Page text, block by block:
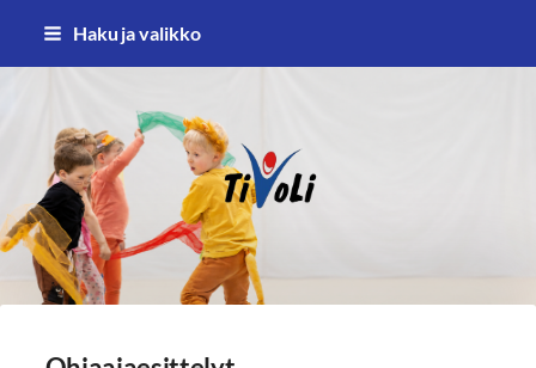
Siirry
Haku ja valikko
TiVoLi ry – Tikkakosken